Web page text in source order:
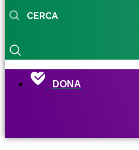
DONA